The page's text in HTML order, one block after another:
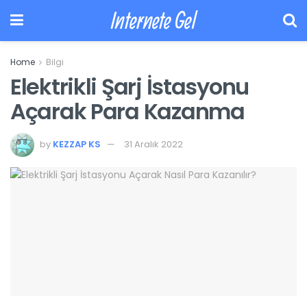
Internete Gel
Home Bilgi
Elektrikli Şarj İstasyonu
Açarak Para Kazanma
by KEZZAP KS 31 Aralık 2022